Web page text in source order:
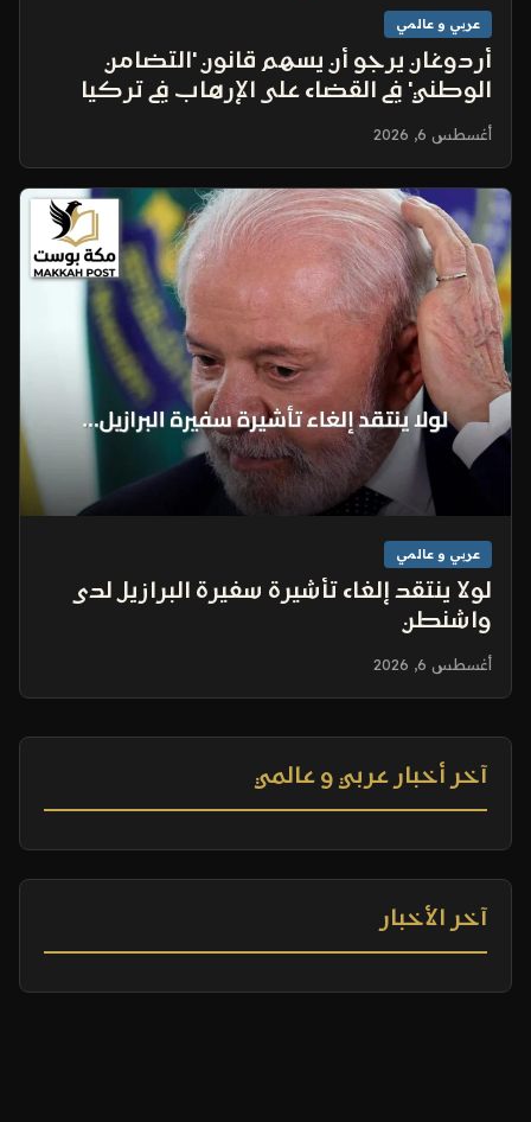
عربي و عالمي
أردوغان يرجو أن يسهم قانون 'التضامن
الوطني' في القضاء على الإرهاب في تركيا
أغسطس 6, 2026
عربي و عالمي
لولا ينتقد إلغاء تأشيرة سفيرة البرازيل لدى
واشنطن
أغسطس 6, 2026
آخر أخبار عربي و عالمي
آخر الأخبار